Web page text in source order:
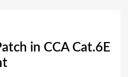
in CCA Cat.6E